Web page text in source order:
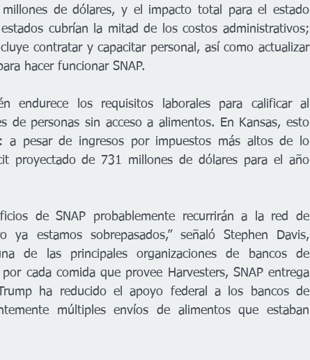
de dólares, y el impacto total para el estado
cubrían la mitad de los costos administrativos;
contratar y capacitar personal, así como actualizar
hacer funcionar SNAP.
endurece los requisitos laborales para calificar al
de personas sin acceso a alimentos. En Kansas, esto
a pesar de ingresos por impuestos más altos de lo
proyectado de 731 millones de dólares para el año
de SNAP probablemente recurrirán a la red de
ya estamos sobrepasados,” señaló Stephen Davis,
de las principales organizaciones de bancos de
cada comida que provee Harvesters, SNAP entrega
ha reducido el apoyo federal a los bancos de
múltiples envíos de alimentos que estaban